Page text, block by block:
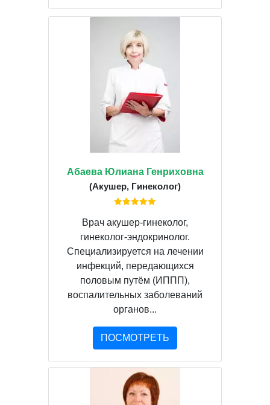
Абаева Юлиана Генриховна
(Акушер, Гинеколог)
Врач акушер-гинеколог,
гинеколог-эндокринолог.
Специализируется на лечении
инфекций, передающихся
половым путём (ИППП),
воспалительных заболеваний
органов...
ПОСМОТРЕТЬ